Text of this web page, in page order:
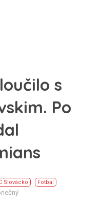
s
Po
Slovácko
Fotbal